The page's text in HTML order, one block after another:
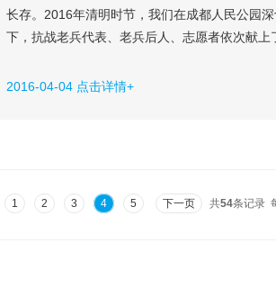
长存。2016年清明时节，我们在成都人民公园
下，抗战老兵代表、老兵后人、志愿者依次献
游客支持，不断有小学生也加入进来，向先烈
2016-04-04 点击详情+
1 2 3 4 5 下一页 共54条记录